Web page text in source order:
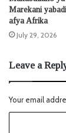
Marekani
afya Afrika
July 29, 2026
Leave a
Your email